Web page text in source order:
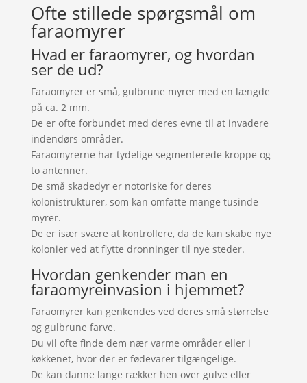
Ofte stillede spørgsmål om
faraomyrer
Hvad er faraomyrer, og hvordan
ser de ud?
Faraomyrer er små, gulbrune myrer med en længde
på ca. 2 mm.
De er ofte forbundet med deres evne til at invadere
indendørs områder.
Faraomyrerne har tydelige segmenterede kroppe og
to antenner.
De små skadedyr er notoriske for deres
kolonistrukturer, som kan omfatte mange tusinde
myrer.
De er især svære at kontrollere, da de kan skabe nye
kolonier ved at flytte dronninger til nye steder.
Hvordan genkender man en
faraomyreinvasion i hjemmet?
Faraomyrer kan genkendes ved deres små størrelse
og gulbrune farve.
Du vil ofte finde dem nær varme områder eller i
køkkenet, hvor der er fødevarer tilgængelige.
De kan danne lange rækker hen over gulve eller